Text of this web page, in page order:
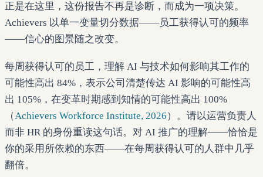
正是在这里，这份报告不再是诊断，而成为一项决策。
Achievers 以单一变量切分数据——员工获得认可的频率
——信心的图景随之改变。
每周获得认可的员工，理解 AI 与技术如何影响其工作的
可能性高出 84%，表示公司清楚传达 AI 影响的可能性高
出 105%，在变革时期感到知情的可能性高出 100%
（Achievers Workforce Institute, 2026）。请以运营负责人
而非 HR 的身份重读这句话。对 AI 推广的理解——恰恰是
你的采用所依赖的东西——在每周获得认可的人群中几乎
翻倍。